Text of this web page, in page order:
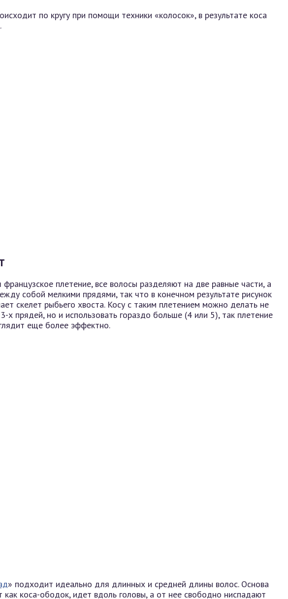
по кругу при помощи техники «колосок», в результате коса
французское плетение, все волосы разделяют на две равные части, а
собой мелкими прядями, так что в конечном результате рисунок
скелет рыбьего хвоста. Косу с таким плетением можно делать не
х прядей, но и использовать гораздо больше (4 или 5), так плетение
еще более эффектно.
» подходит идеально для длинных и средней длины волос. Основа
как коса-ободок, идет вдоль головы, а от нее свободно ниспадают